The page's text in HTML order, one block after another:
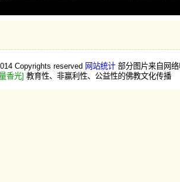
Copyrights reserved 网站统计 部分图片来自网
香光] 教育性、非赢利性、公益性的佛教文化传